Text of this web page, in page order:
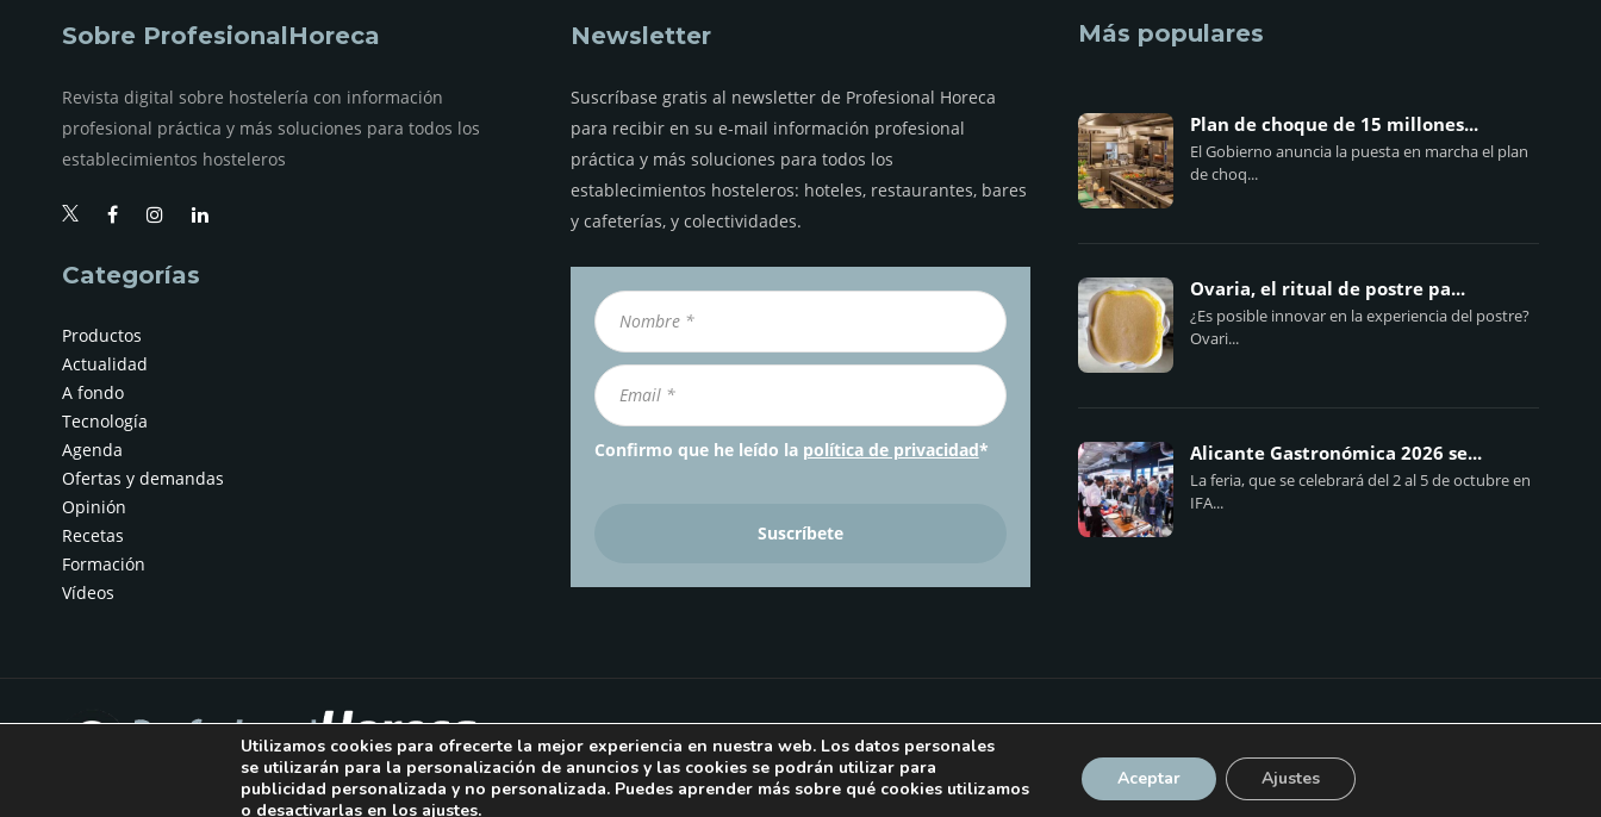
Sobre ProfesionalHoreca
Revista digital sobre hostelería con información
profesional práctica y más soluciones para todos los
establecimientos hosteleros
Categorías
Productos
Actualidad
A fondo
Tecnología
Agenda
Ofertas y demandas
Opinión
Recetas
Formación
Vídeos
Newsletter
Suscríbase gratis al newsletter de Profesional Horeca
para recibir en su e-mail información profesional
práctica y más soluciones para todos los
establecimientos hosteleros: hoteles, restaurantes, bares
y cafeterías, y colectividades.
Confirmo que he leído la política de privacidad*
Más populares
Plan de choque de 15 millones...
El Gobierno anuncia la puesta en marcha el plan
de choq...
Ovaria, el ritual de postre pa...
¿Es posible innovar en la experiencia del postre?
Ovari...
Alicante Gastronómica 2026 se...
La feria, que se celebrará del 2 al 5 de octubre en
IFA...
QUIÉNES SOMOS PUBLICIDAD AVISO LEGAL POLÍTICA DE COOKIES POLÍTICA DE PRIVACIDAD
Utilizamos cookies para ofrecerte la mejor experiencia en nuestra web. Los datos personales
se utilizarán para la personalización de anuncios y las cookies se podrán utilizar para
publicidad personalizada y no personalizada. Puedes aprender más sobre qué cookies utilizamos
o desactivarlas en los ajustes.
Aceptar Ajustes